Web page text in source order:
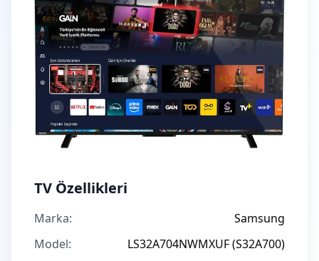
TV Özellikleri
Marka:
Samsung
Model:
LS32A704NWMXUF (S32A700)